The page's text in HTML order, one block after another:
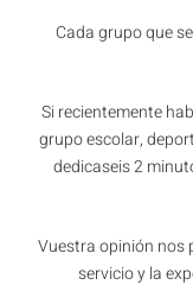
Cada grupo que
Si recientemente
grupo escolar,
dedicaseis 2
Vuestra opinión nos
servicio y la